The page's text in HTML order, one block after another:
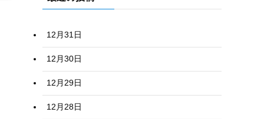
12月31日
12月30日
12月29日
12月28日